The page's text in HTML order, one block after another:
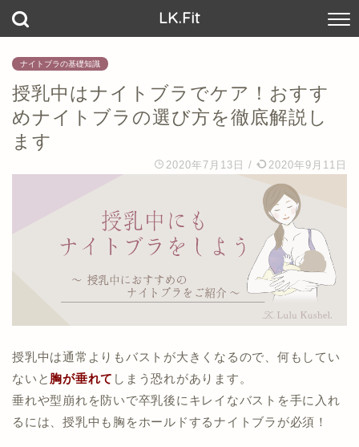
LK.Fit
ナイトブラの基礎知識
授乳中はナイトブラでケア！おすす
めナイトブラの選び方を徹底解説し
ます
2020年7月13日 / 2020年9月11日
授乳中は通常よりもバストが大きくなるので、何もしてい
ないと 胸が垂れて しまう恐れがあります。
垂れや型崩れを防いで卒乳後にキレイなバストを手に入れ
るには、授乳中も胸をホールドするナイトブラが必須！